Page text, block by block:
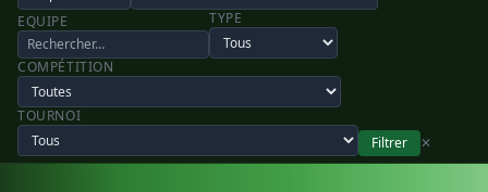
EQUIPE TYPE
COMPÉTITION
TOURNOI
Filtrer
✕